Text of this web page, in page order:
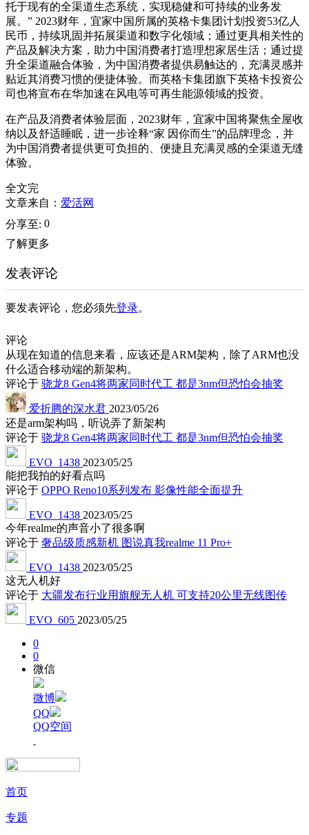
托于现有的全渠道生态系统，实现稳健和可持续的业务发
展。” 2023财年，宜家中国所属的英格卡集团计划投资53亿人
民币，持续巩固并拓展渠道和数字化领域；通过更具相关性的
产品及解决方案，助力中国消费者打造理想家居生活；通过提
升全渠道融合体验，为中国消费者提供易触达的，充满灵感并
贴近其消费习惯的便捷体验。而英格卡集团旗下英格卡投资公
司也将宣布在华加速在风电等可再生能源领域的投资。
在产品及消费者体验层面，2023财年，宜家中国将聚焦全屋收
纳以及舒适睡眠，进一步诠释“家 因你而生”的品牌理念，并
为中国消费者提供更可负担的、便捷且充满灵感的全渠道无缝
体验。
全文完
文章来自： 爱活网
分享至: 0
了解更多
发表评论
要发表评论，您必须先登录。
评论
从现在知道的信息来看，应该还是ARM架构，除了ARM也没
什么适合移动端的新架构。
评论于 骁龙8 Gen4将两家同时代工 都是3nm但恐怕会抽奖
爱折腾的深水君 2023/05/26
还是arm架构吗，听说弄了新架构
评论于 骁龙8 Gen4将两家同时代工 都是3nm但恐怕会抽奖
EVO_1438 2023/05/25
能把我拍的好看点吗
评论于 OPPO Reno10系列发布 影像性能全面提升
EVO_1438 2023/05/25
今年realme的声音小了很多啊
评论于 奢品级质感新机 图说真我realme 11 Pro+
EVO_1438 2023/05/25
这无人机好
评论于 大疆发布行业用旗舰无人机 可支持20公里无线图传
EVO_605 2023/05/25
0
0
微信
微博
QQ
QQ空间
首页
专题